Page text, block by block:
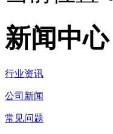
新闻中心
行业资讯
公司新闻
常见问题